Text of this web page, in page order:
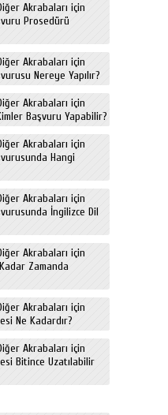
Akrabaları için
Prosedürü
Akrabaları için
Nereye Yapılır?
Akrabaları için
Başvuru Yapabilir?
Akrabaları için
Hangi
Akrabaları için
İngilizce Dil
Akrabaları için
Zamanda
Akrabaları için
Ne Kadardır?
Akrabaları için
Bitince Uzatılabilir